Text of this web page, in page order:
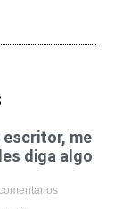
escritor, me
diga algo